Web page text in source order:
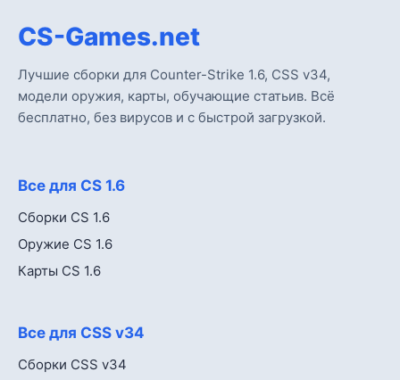
CS-Games.net
Лучшие сборки для Counter-Strike 1.6, CSS v34,
модели оружия, карты, обучающие статьив. Всё
бесплатно, без вирусов и с быстрой загрузкой.
Все для CS 1.6
Сборки CS 1.6
Оружие CS 1.6
Карты CS 1.6
Все для CSS v34
Сборки CSS v34